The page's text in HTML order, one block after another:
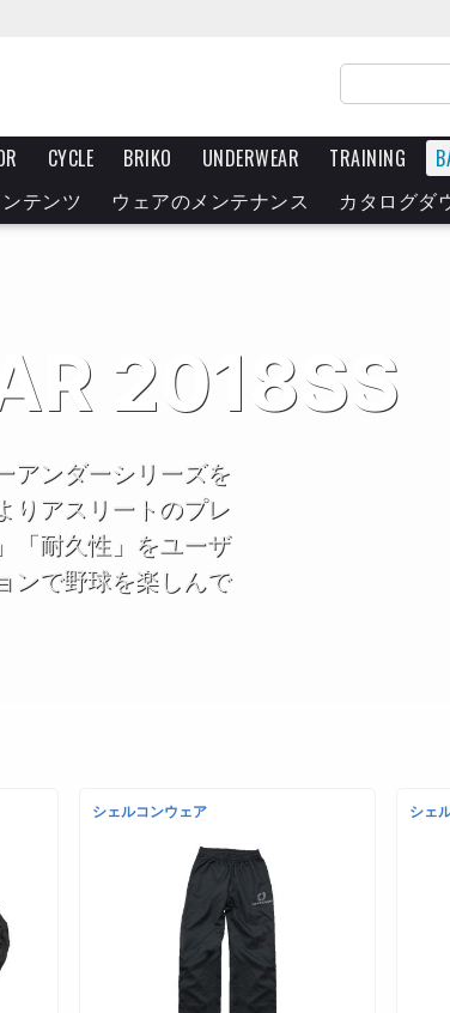
CYCLE BRIKO UNDERWEAR TRAINING
テンツ ウェアのメンテナンス カタログダ
2018SS
アンダーシリーズを
りアスリートのプレ
「耐久性」をユーザ
ンで野球を楽しんで
シェルコンウェア シェ